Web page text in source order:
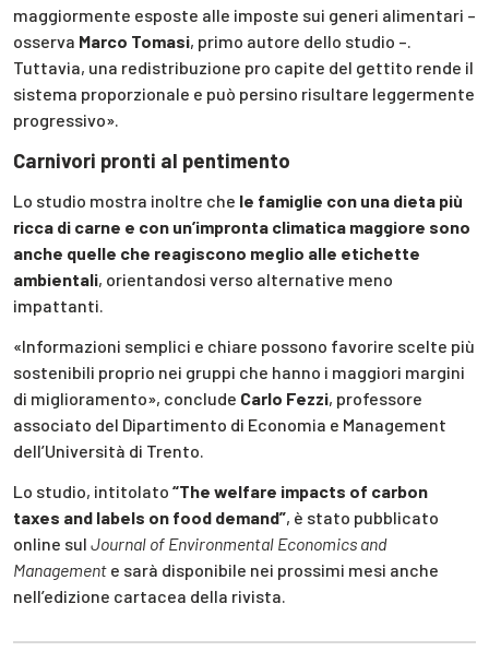
maggiormente esposte alle imposte sui generi alimentari –
osserva Marco Tomasi, primo autore dello studio –.
Tuttavia, una redistribuzione pro capite del gettito rende il
sistema proporzionale e può persino risultare leggermente
progressivo».
Carnivori pronti al pentimento
Lo studio mostra inoltre che le famiglie con una dieta più
ricca di carne e con un’impronta climatica maggiore sono
anche quelle che reagiscono meglio alle etichette
ambientali, orientandosi verso alternative meno
impattanti.
«Informazioni semplici e chiare possono favorire scelte più
sostenibili proprio nei gruppi che hanno i maggiori margini
di miglioramento», conclude Carlo Fezzi, professore
associato del Dipartimento di Economia e Management
dell’Università di Trento.
Lo studio, intitolato “The welfare impacts of carbon
taxes and labels on food demand”, è stato pubblicato
online sul Journal of Environmental Economics and
Management e sarà disponibile nei prossimi mesi anche
nell’edizione cartacea della rivista.